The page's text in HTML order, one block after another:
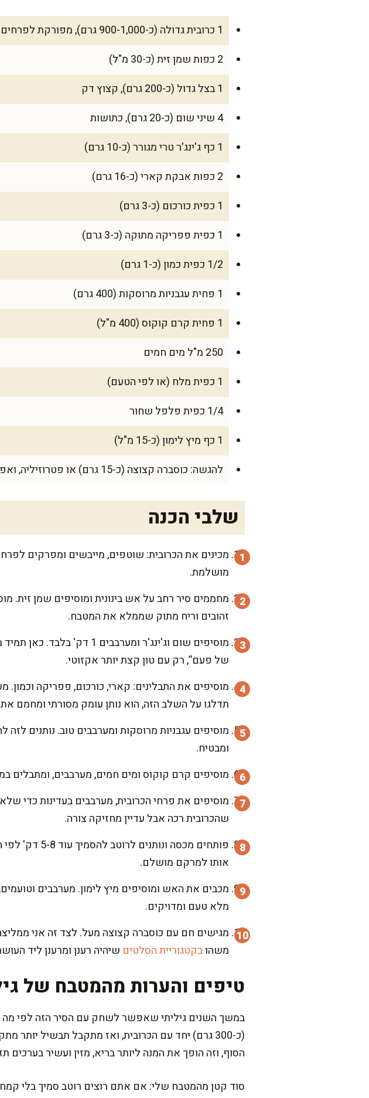
1 כרובית גדולה (כ-900-1,000 גרם), מפורקת לפרחים בגודל 3-4 ס"מ
2 כפות שמן זית (כ-30 מ"ל)
1 בצל גדול (כ-200 גרם), קצוץ דק
4 שיני שום (כ-20 גרם), כתושות
1 כף ג'ינג'ר טרי מגורר (כ-10 גרם)
2 כפות אבקת קארי (כ-16 גרם)
1 כפית כורכום (כ-3 גרם)
1 כפית פפריקה מתוקה (כ-3 גרם)
1/2 כפית כמון (כ-1 גרם)
1 פחית עגבניות מרוסקות (400 גרם)
1 פחית קרם קוקוס (400 מ"ל)
250 מ"ל מים חמים
1 כפית מלח (או לפי הטעם)
1/4 כפית פלפל שחור
1 כף מיץ לימון (כ-15 מ"ל)
להגשה: כוסברה קצוצה (כ-15 גרם) או פטרוזיליה, ואפשר גם אורז
שלבי הכנה
מכינים את הכרובית: שוטפים, מייבשים ומפרקים
מושלמת.
זהובים וריח מתוק שממלא את המטבח.
מוסיפים שום וג'ינג'ר
של פעם”, רק עם טון קצת יותר אקזוטי.
תדלגו על השלב הזה, הוא נותן עומק מסורתי ומחמם
ומבטיח.
מוסיפים קרם קוקוס ומים חמים, מערבבים, ומתבלים
שהכרובית רכה אבל עדיין מחזיקה צורה.
פותחים
אותו למרקם מושלם.
מכבים את האש ומוסיפים מיץ לימון. מערבבים
מלא טעם ומדויקים.
מגישים חם עם כוסברה קצוצה מעל. לצד זה אני
משהובקטגוריית הסלטים שיהיה רענן ומרענן ליד
טיפים והערות מהמטבח של
במשך השנים גיליתי שאפשר לשחק עם הסיר הזה לפי מה
הסוף, וזה הופך את המנה ליותר בריא, מזין ועשיר